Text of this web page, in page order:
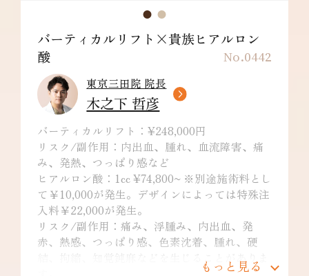
No.0442
バーティカルリフト×貴族ヒアルロン
酸
東京三田院 院長
木之下 哲彦
バーティカルリフト：¥248,000円
リスク/副作用：内出血、腫れ、血流障害、痛
み、発熱、つっぱり感など
ヒアルロン酸：1cc ¥74,800~ ※別途施術料とし
て￥10,000が発生。デザインによっては特殊注
入料￥22,000が発生。
リスク/副作用：痛み、浮腫み、内出血、発
赤、熱感、つっぱり感、色素沈着、腫れ、硬
結、拘縮、知覚鈍麻などを生じることがありま
もっと見る